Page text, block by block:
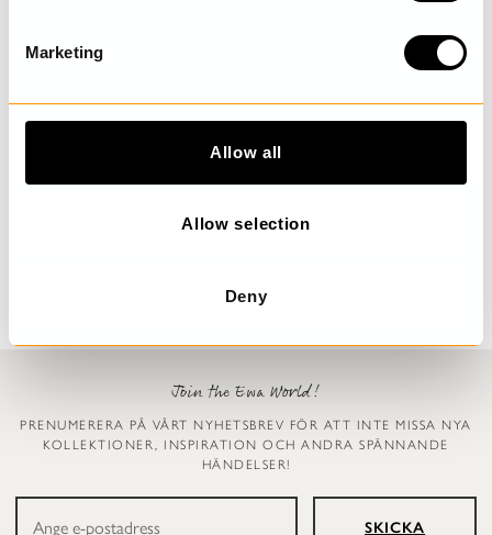
Marketing
Allow all
Allow selection
Deny
Deana
Join the Ewa World!
PRENUMERERA PÅ VÅRT NYHETSBREV FÖR ATT INTE MISSA NYA
KOLLEKTIONER, INSPIRATION OCH ANDRA SPÄNNANDE
HÄNDELSER!
SKICKA